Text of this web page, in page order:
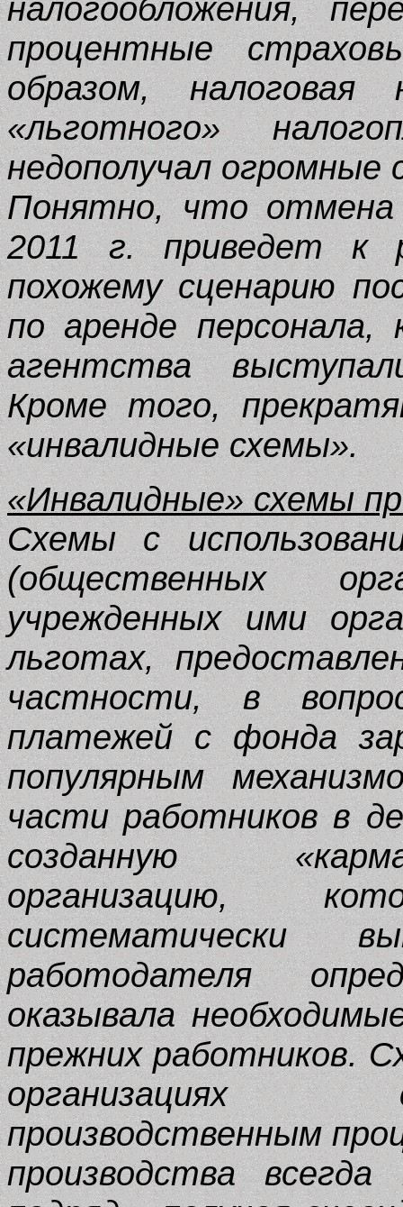
налогообложения,
процентные
образом, налоговая
«льготного»
недополучал огромные
Понятно, что отмена
2011 г. приведет к
похожему сценарию
по аренде персонала,
агентства
Кроме того,
«инвалидные схемы».
«Инвалидные» схемы
Схемы с
(общественных
учрежденных ими
льготах,
частности, в
платежей с фонда
популярным
части работников в
созданную
организацию,
систематически
работодателя
оказывала
прежних работников.
организациях
производственным
производства